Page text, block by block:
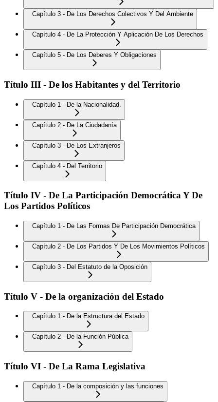
Capítulo 3 - De Los Derechos Colectivos Y Del Ambiente
Capítulo 4 - De La Protección Y Aplicación De Los Derechos
Capítulo 5 - De Los Deberes Y Obligaciones
Título III - De los Habitantes y del Territorio
Capítulo 1 - De la Nacionalidad.
Capítulo 2 - De La Ciudadanía
Capítulo 3 - De Los Extranjeros
Capítulo 4 - Del Territorio
Título IV - De La Participación Democrática Y De
Los Partidos Políticos
Capítulo 1 - De Las Formas De Participación Democrática
Capítulo 2 - De Los Partidos Y De Los Movimientos Políticos
Capítulo 3 - Del Estatuto de la Oposición
Título V - De la organización del Estado
Capítulo 1 - De la Estructura del Estado
Capítulo 2 - De la Función Pública
Título VI - De La Rama Legislativa
Capítulo 1 - De la composición y las funciones